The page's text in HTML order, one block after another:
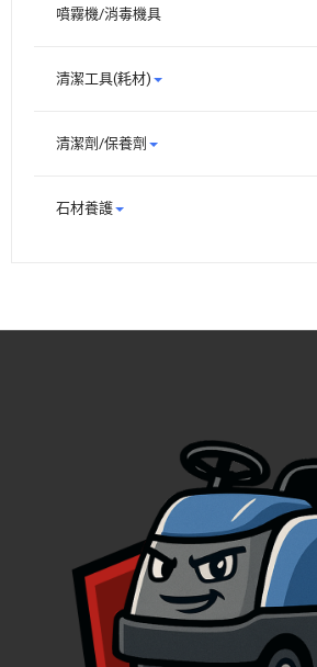
噴霧機/消毒機具
清潔工具(耗材)
清潔劑/保養劑
石材養護